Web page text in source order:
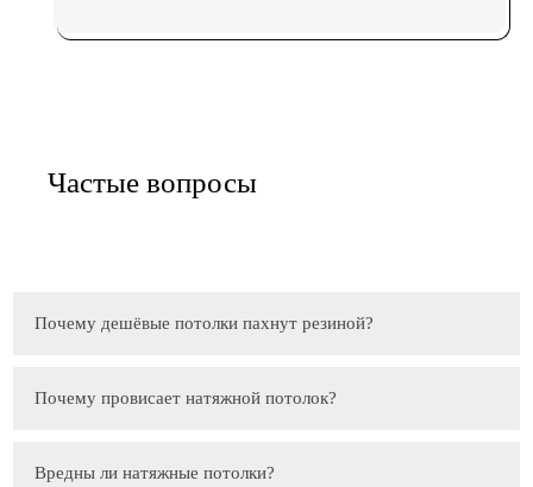
Частые вопросы
Почему дешёвые потолки пахнут резиной?
Почему провисает натяжной потолок?
Вредны ли натяжные потолки?